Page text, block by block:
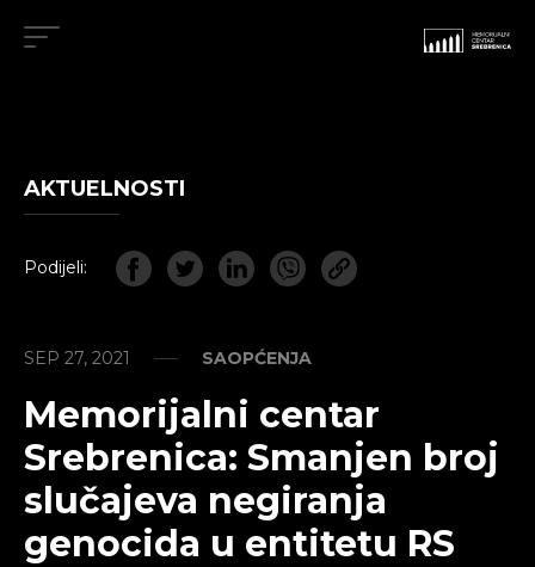
AKTUELNOSTI
Podijeli:
SEP 27, 2021 SAOPĆENJA
Memorijalni centar
Srebrenica: Smanjen broj
slučajeva negiranja
genocida u entitetu RS